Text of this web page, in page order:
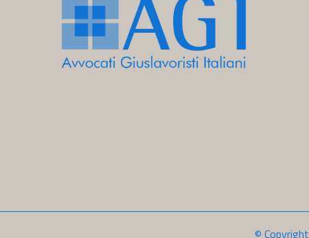
© Copyright